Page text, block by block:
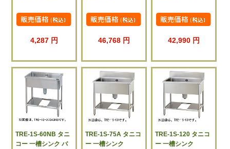
4,287 円 46,768 円 42,990 円
TRE-1S-60NB タニ
コー 一槽シンク バ
TRE-1S-75A タニコ
ー 一槽シンク
TRE-1S-120 タニコ
ー 一槽シンク